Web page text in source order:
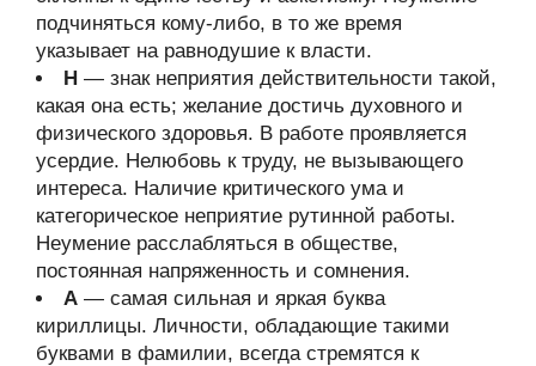
подчиняться кому-либо, в то же время
указывает на равнодушие к власти.
Н — знак неприятия действительности такой,
какая она есть; желание достичь духовного и
физического здоровья. В работе проявляется
усердие. Нелюбовь к труду, не вызывающего
интереса. Наличие критического ума и
категорическое неприятие рутинной работы.
Неумение расслабляться в обществе,
постоянная напряженность и сомнения.
А — самая сильная и яркая буква
кириллицы. Личности, обладающие такими
буквами в фамилии, всегда стремятся к